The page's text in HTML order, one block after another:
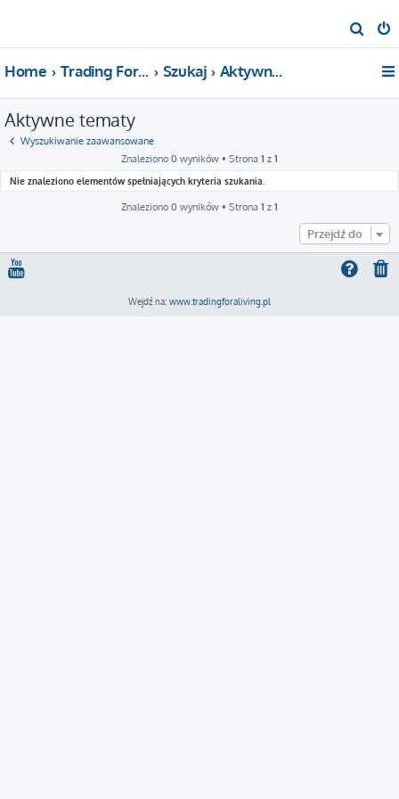
z
Home Trading For a Living Szukaj Aktywne tematy
Aktywne tematy
Wyszukiwanie zaawansowane
Znaleziono 0 wyników • Strona 1 z 1
Nie znaleziono elementów spełniających kryteria szukania.
Znaleziono 0 wyników • Strona 1 z 1
Przejdź do
Wejdź na: www.tradingforaliving.pl